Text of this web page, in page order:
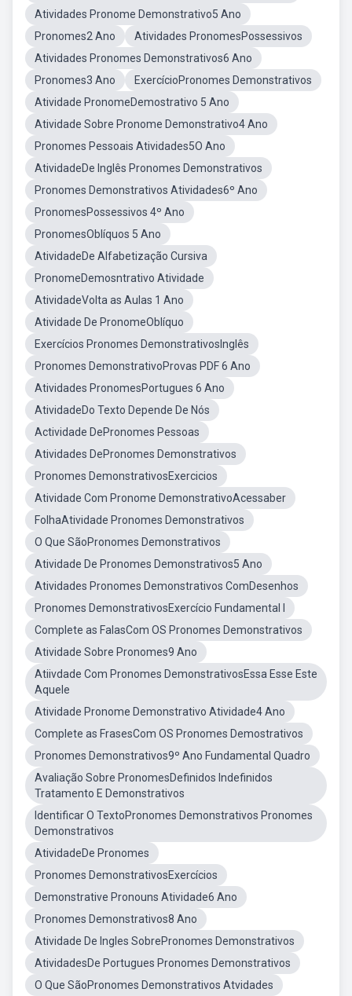
Atividades Pronome Demonstrativo5 Ano
Pronomes2 Ano
Atividades PronomesPossessivos
Atividades Pronomes Demonstrativos6 Ano
Pronomes3 Ano
ExercícioPronomes Demonstrativos
Atividade PronomeDemostrativo 5 Ano
Atividade Sobre Pronome Demonstrativo4 Ano
Pronomes Pessoais Atividades5O Ano
AtividadeDe Inglês Pronomes Demonstrativos
Pronomes Demonstrativos Atividades6º Ano
PronomesPossessivos 4º Ano
PronomesOblíquos 5 Ano
AtividadeDe Alfabetização Cursiva
PronomeDemosntrativo Atividade
AtividadeVolta as Aulas 1 Ano
Atividade De PronomeOblíquo
Exercícios Pronomes DemonstrativosInglês
Pronomes DemonstrativoProvas PDF 6 Ano
Atividades PronomesPortugues 6 Ano
AtividadeDo Texto Depende De Nós
Actividade DePronomes Pessoas
Atividades DePronomes Demonstrativos
Pronomes DemonstrativosExercicios
Atividade Com Pronome DemonstrativoAcessaber
FolhaAtividade Pronomes Demonstrativos
O Que SãoPronomes Demonstrativos
Atividade De Pronomes Demonstrativos5 Ano
Atividades Pronomes Demonstrativos ComDesenhos
Pronomes DemonstrativosExercício Fundamental I
Complete as FalasCom OS Pronomes Demonstrativos
Atividade Sobre Pronomes9 Ano
Atiivdade Com Pronomes DemonstrativosEssa Esse Este
Aquele
Atividade Pronome Demonstrativo Atividade4 Ano
Complete as FrasesCom OS Pronomes Demostrativos
Pronomes Demonstrativos9º Ano Fundamental Quadro
Avaliação Sobre PronomesDefinidos Indefinidos
Tratamento E Demonstrativos
Identificar O TextoPronomes Demonstrativos Pronomes
Demonstrativos
AtividadeDe Pronomes
Pronomes DemonstrativosExercícios
Demonstrative Pronouns Atividade6 Ano
Pronomes Demonstrativos8 Ano
Atividade De Ingles SobrePronomes Demonstrativos
AtividadesDe Portugues Pronomes Demonstrativos
O Que SãoPronomes Demonstrativos Atvidades